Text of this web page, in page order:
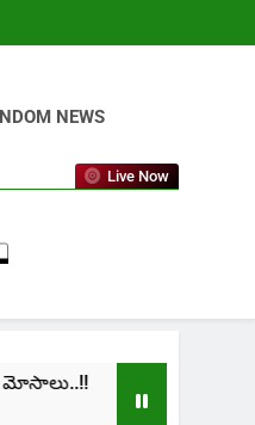
NEWS
Live Now